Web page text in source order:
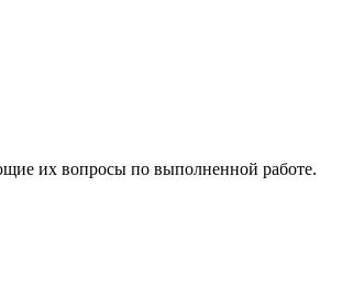
их вопросы по выполненной работе.